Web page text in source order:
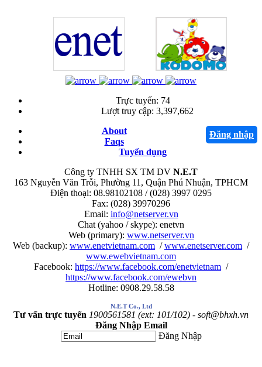
Trực tuyến: 74
Lượt truy cập: 3,397,662
Đăng nhập
About
Faqs
Tuyển dụng
Công ty TNHH SX TM DV N.E.T
163 Nguyễn Văn Trỗi, Phường 11, Quận Phú Nhuận, TPHCM
Điện thoại: 08.98102108 / (028) 3997 0295
Fax: (028) 39970296
Email: info@netserver.vn
Chat (yahoo / skype): enetvn
Web (primary): www.netserver.vn
Web (backup): www.enetvietnam.com /www.enetserver.com /
www.ewebvietnam.com
Facebook: https://www.facebook.com/enetvietnam /
https://www.facebook.com/ewebvn
Hotline: 0908.29.58.58
N.E.T Co., Ltd
Tư vấn trực tuyến 1900561581 (ext: 101/102) - soft@bhxh.vn
Đăng Nhập Email
Đăng Nhập